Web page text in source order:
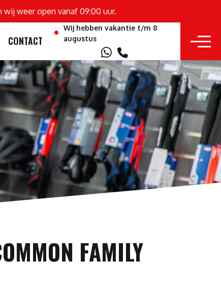
wij weer open vanaf 09:00 uur.
CONTACT
Wij hebben vakantie t/m 8
augustus
FAMILY